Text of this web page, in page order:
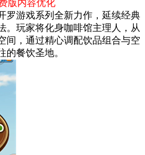
版内容优化
罗游戏系列全新力作，延续经典
。玩家将化身咖啡馆主理人，从
间，通过精心调配饮品组合与空
的餐饮圣地。